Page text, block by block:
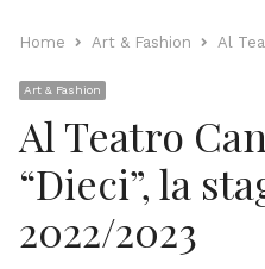
Home Art & Fashion Al
Art & Fashion
Al Teatro
“Dieci”, la
2022/2023